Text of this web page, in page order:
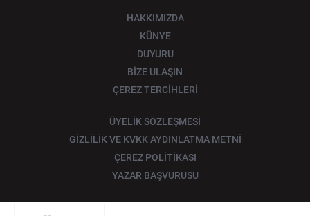
HAKKIMIZDA
KÜNYE
DUYURU
BİZE ULAŞIN
ÇEREZ TERCİHLERİ
ÜYELİK SÖZLEŞMESİ
GİZLİLİK VE KVKK AYDINLATMA METNİ
ÇEREZ POLİTİKASI
YAZAR BAŞVURUSU